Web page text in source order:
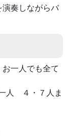
奏しながらバ
一人でも全て
人 ４・７人ま